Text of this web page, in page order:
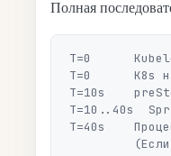
Полная
T=0
T=0      K8s
T=10s
T=10..40s
T=40s